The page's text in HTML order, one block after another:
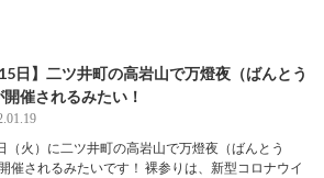
15日】二ツ井町の高岩山で万燈夜（ばんとう
催されるみたい！
（火）に二ツ井町の高岩山で万燈夜（ばんとう
催されるみたいです！ 裸参りは、新型コロナウイ